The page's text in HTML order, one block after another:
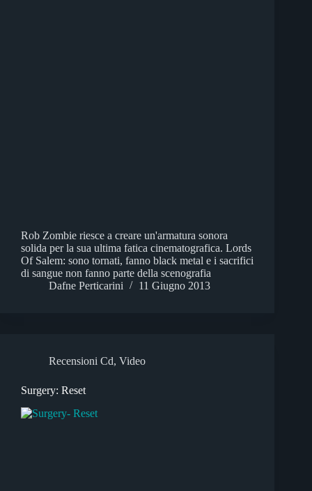
Rob Zombie riesce a creare un'armatura sonora
solida per la sua ultima fatica cinematografica. Lords
Of Salem: sono tornati, fanno black metal e i sacrifici
di sangue non fanno parte della scenografia
Dafne Perticarini
11 Giugno 2013
Recensioni Cd, Video
Surgery: Reset